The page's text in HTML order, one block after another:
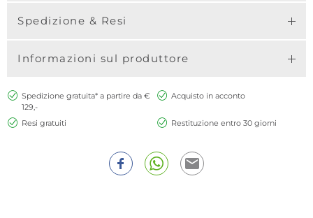
Spedizione & Resi
Informazioni sul produttore
Spedizione gratuita* a partire da €
129,-
Acquisto in acconto
Resi gratuiti Restituzione entro 30 giorni